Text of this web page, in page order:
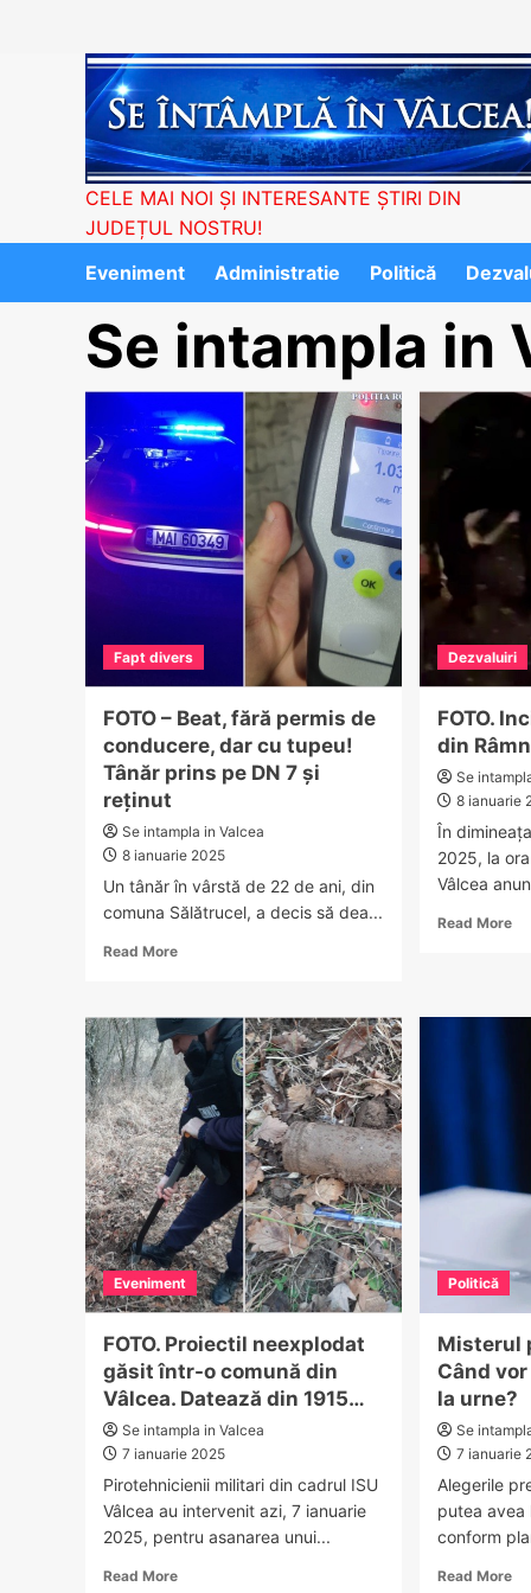
CELE MAI NOI ȘI INTERESANTE ȘTIRI DIN
JUDEȚUL NOSTRU!
Eveniment
Administratie Politică
Se intampla in
Fapt divers
FOTO – Beat, fără permis de
conducere, dar cu tupeu!
Tânăr prins pe DN 7 și
reținut
Se intampla in Valcea
8 ianuarie 2025
Un tânăr în vârstă de 22 de ani, din
comuna Sălătrucel, a decis să dea...
Read MoreRead
FOTO
–
Beat,
fără
permis
de
conducere,
dar
cu
tupeu!
Tânăr
prins
pe
DN
și
reținut
Dezvaluiri
FOTO.
din
Se
8 ianuarie
În
2025, la
Vâlcea
Read More
Eveniment
FOTO. Proiectil neexplodat
găsit într-o comună din
Vâlcea. Datează din 1915…
Se intampla in Valcea
7 ianuarie 2025
Pirotehnicienii militari din cadrul ISU
Vâlcea au intervenit azi, 7 ianuarie
2025, pentru asanarea unui...
Read MoreRead
Politică
Misterul
Când
la urne?
Se
7 ianuarie
Alegerile
putea avea
conform
Read More